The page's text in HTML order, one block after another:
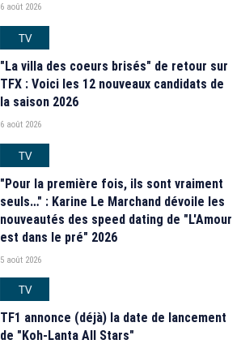
6 août 2026
TV
"La villa des coeurs brisés" de retour sur
TFX : Voici les 12 nouveaux candidats de
la saison 2026
6 août 2026
TV
"Pour la première fois, ils sont vraiment
seuls…" : Karine Le Marchand dévoile les
nouveautés des speed dating de "L'Amour
est dans le pré" 2026
5 août 2026
TV
TF1 annonce (déjà) la date de lancement
de "Koh-Lanta All Stars"